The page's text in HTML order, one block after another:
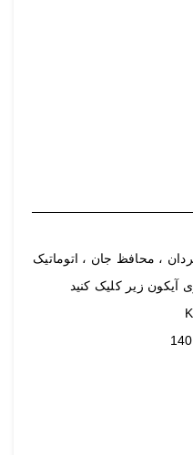
، محافظ جان ، اتوماتیک
آیکون زیر کلیک کنید